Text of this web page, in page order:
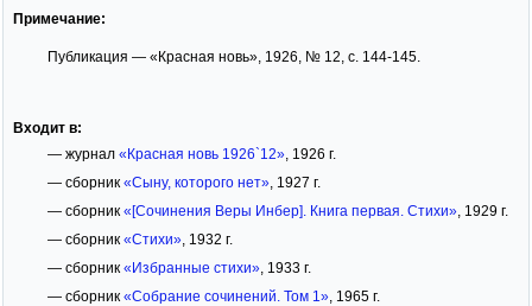
Примечание:
Публикация — «Красная новь», 1926, № 12, с. 144-145.
Входит в:
— журнал «Красная новь 1926`12», 1926 г.
— сборник «Сыну, которого нет», 1927 г.
— сборник «[Сочинения Веры Инбер]. Книга первая. Стихи», 1929 г.
— сборник «Стихи», 1932 г.
— сборник «Избранные стихи», 1933 г.
— сборник «Собрание сочинений. Том 1», 1965 г.